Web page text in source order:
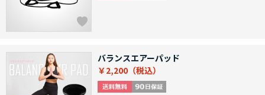
バランスエアーパッド
￥2,200